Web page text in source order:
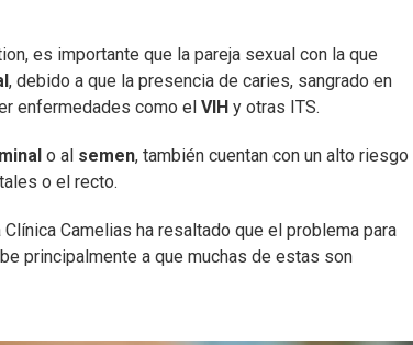
es importante que la pareja sexual con la que
, debido a que la presencia de caries, sangrado en
enfermedades como el VIH y otras ITS.
o al semen, también cuentan con un alto riesgo
o el recto.
Camelias ha resaltado que el problema para
principalmente a que muchas de estas son